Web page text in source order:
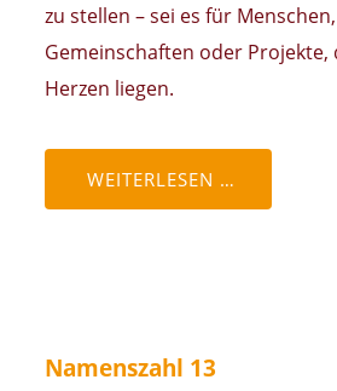
zu stellen – sei es für
Gemeinschaften oder Projekte,
Herzen liegen.
WEITERLESEN …
Namenszahl 13